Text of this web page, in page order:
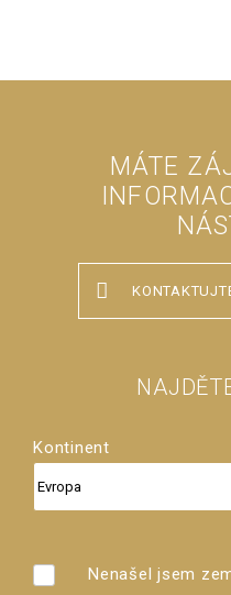
MÁTE
Kontinent
Nenašel jsem